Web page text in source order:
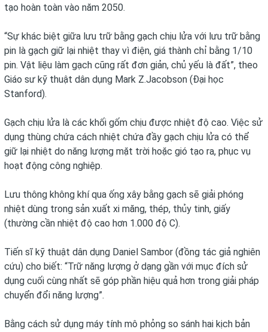
tạo hoàn toàn vào năm 2050.
“Sự khác biệt giữa lưu trữ bằng gạch chịu lửa với lưu trữ bằng
pin là gạch giữ lại nhiệt thay vì điện, giá thành chỉ bằng 1/10
pin. Vật liệu làm gạch cũng rất đơn giản, chủ yếu là đất”, theo
Giáo sư kỹ thuật dân dụng Mark Z.Jacobson (Đại học
Stanford).
Gạch chịu lửa là các khối gốm chịu được nhiệt độ cao. Việc sử
dụng thùng chứa cách nhiệt chứa đầy gạch chịu lửa có thể
giữ lại nhiệt do năng lượng mặt trời hoặc gió tạo ra, phục vụ
hoạt động công nghiệp.
Lưu thông không khí qua ống xây bằng gạch sẽ giải phóng
nhiệt dùng trong sản xuất xi măng, thép, thủy tinh, giấy
(thường cần nhiệt độ cao hơn 1.000 độ C).
Tiến sĩ kỹ thuật dân dụng Daniel Sambor (đồng tác giả nghiên
cứu) cho biết: “Trữ năng lượng ở dạng gần với mục đích sử
dụng cuối cùng nhất sẽ góp phần hiệu quả hơn trong giải pháp
chuyển đổi năng lượng”.
Bằng cách sử dụng máy tính mô phỏng so sánh hai kịch bản